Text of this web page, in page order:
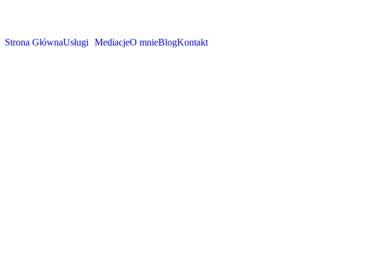
Strona GłównaUsługi MediacjeO mnieBlogKontakt